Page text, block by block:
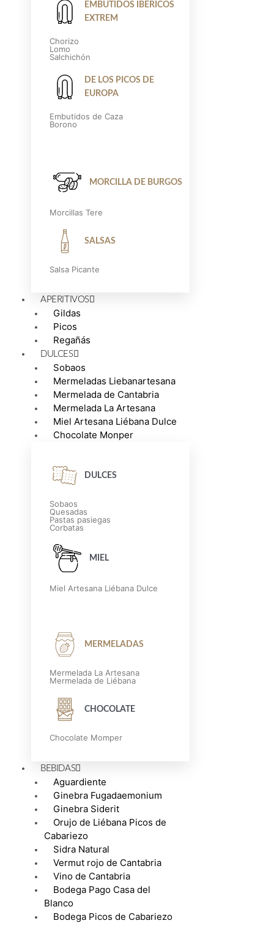
VER OFERTAS
EMBUTIDOS IBÉRICOS
EXTREM
Chorizo
Lomo
Salchichón
DE LOS PICOS DE
EUROPA
Embutidos de Caza
Borono
MORCILLA DE BURGOS
Morcillas Tere
SALSAS
Salsa Picante
APERITIVOS
Gildas
Picos
Regañás
DULCES
Sobaos
Mermeladas Liebanartesana
Mermelada de Cantabria
Mermelada La Artesana
Miel Artesana Liébana Dulce
Chocolate Monper
DULCES
Sobaos
Quesadas
Pastas pasiegas
Corbatas
MIEL
Miel Artesana Liébana Dulce
MERMELADAS
Mermelada La Artesana
Mermelada de Liébana
CHOCOLATE
Chocolate Momper
BEBIDAS
Aguardiente
Ginebra Fugadaemonium
Ginebra Siderit
Orujo de Liébana Picos de
Cabariezo
Sidra Natural
Vermut rojo de Cantabria
Vino de Cantabria
Bodega Pago Casa del
Blanco
Bodega Picos de Cabariezo